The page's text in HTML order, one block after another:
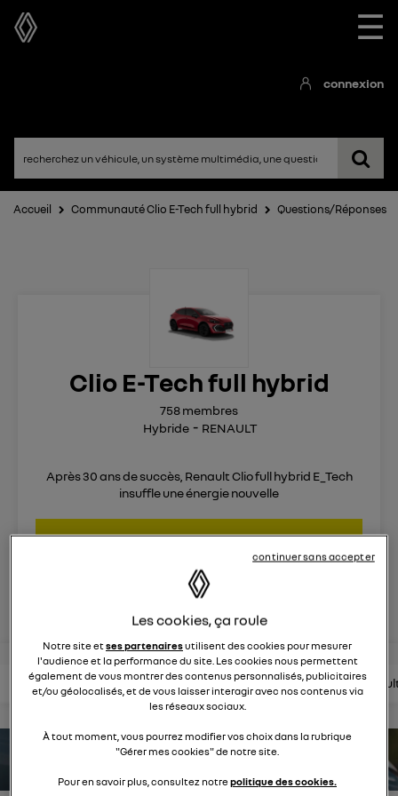
☰
connexion
Accueil Communauté Clio E-Tech full hybrid Questions/Réponses
Clio E-Tech full hybrid
Hybride RENAULT
758membres
Après 30 ans de succès, Renault Clio full hybrid E_Tech
insuffle une énergie nouvelle
posez une question
rejoignez
lire les questions lire les articles consultez la brochure
estimez votre autonomie
Les cookies, ça roule
Notre site etses partenairesutilisent des cookies pour mesurer
l'audience et la performance du site. Les cookies nous permettent
également de vous montrer des contenus personnalisés, publicitaires
et/ou géolocalisés, et de vous laisser interagir avec nos contenus via
les réseaux sociaux.
À tout moment, vous pourrez modifier vos choix dans la rubrique
"Gérer mes cookies" de notre site.
Pour en savoir plus, consultez notrepolitique des cookies.
continuer sans accepter